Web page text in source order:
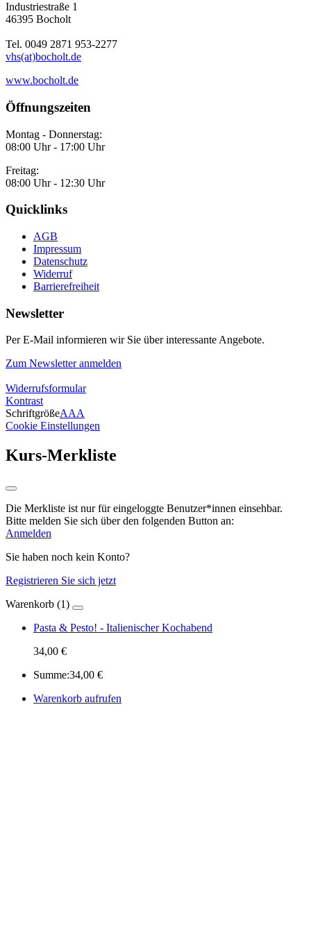
Industriestraße 1
46395 Bocholt
Tel. 0049 2871 953-2277
vhs(at)bocholt.de
www.bocholt.de
Öffnungszeiten
Montag - Donnerstag:
08:00 Uhr - 17:00 Uhr
Freitag:
08:00 Uhr - 12:30 Uhr
Quicklinks
AGB
Impressum
Datenschutz
Widerruf
Barrierefreiheit
Newsletter
Per E-Mail informieren wir Sie über interessante Angebote.
Zum Newsletter anmelden
Widerrufsformular
Kontrast
SchriftgrößeAAA
Cookie Einstellungen
Kurs-Merkliste
Die Merkliste ist nur für eingeloggte Benutzer*innen einsehbar.
Bitte melden Sie sich über den folgenden Button an:
Anmelden
Sie haben noch kein Konto?
Registrieren Sie sich jetzt
Warenkorb (1)
Pasta & Pesto! - Italienischer Kochabend
34,00 €
Summe:34,00 €
Warenkorb aufrufen